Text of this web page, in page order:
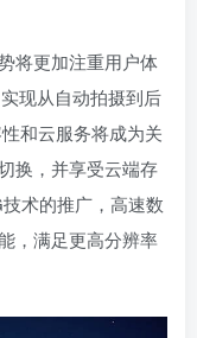
将更加注重用户体
现从自动拍摄到后
和云服务将成为关
换，并享受云端存
术的推广，高速数
，满足更高分辨率